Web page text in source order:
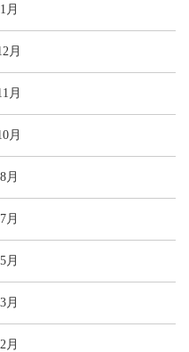
月
月
月
月
月
月
月
月
月